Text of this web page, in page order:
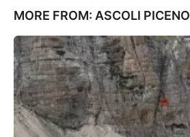
MORE FROM: ASCOLI PICENO